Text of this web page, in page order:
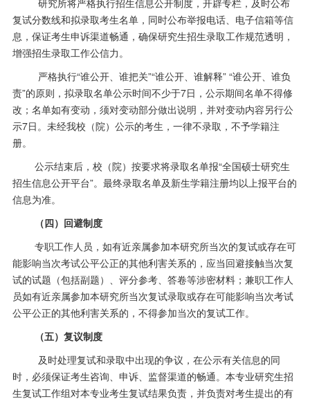
复试分数线和拟录取考生名单，同时公布举报电话、电子信箱等信
息，保证考生申诉渠道畅通，确保研究生招生录取工作规范透明，
增强招生录取工作公信力。
严格执行“谁公开、谁把关”“谁公开、谁解释” “谁公开、谁负
责”的原则，拟录取名单公示时间不少于7日，公示期间名单不得修
改；名单如有变动，须对变动部分做出说明，并对变动内容另行公
示7日。未经我校（院）公示的考生，一律不录取，不予学籍注
册。
公示结束后，校（院）按要求将录取名单报“全国硕士研究生
招生信息公开平台”。最终录取名单及新生学籍注册均以上报平台的
信息为准。
（四）回避制度
专职工作人员，如有近亲属参加本研究所当次的复试或存在可
能影响当次考试公平公正的其他利害关系的，应当回避接触当次复
试的试题（包括副题）、评分参考、答卷等涉密材料；兼职工作人
员如有近亲属参加本研究所当次复试录取或存在可能影响当次考试
公平公正的其他利害关系的，不得参加当次的复试工作。
（五）复议制度
及时处理复试和录取中出现的争议，在公示有关信息的同
时，必须保证考生咨询、申诉、监督渠道的畅通。本专业研究生招
生复试工作组对本专业考生复试结果负责，并负责对考生提出的有